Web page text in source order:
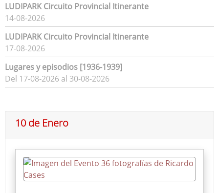
LUDIPARK Circuito Provincial Itinerante
14-08-2026
LUDIPARK Circuito Provincial Itinerante
17-08-2026
Lugares y episodios [1936-1939]
Del 17-08-2026 al 30-08-2026
10 de Enero